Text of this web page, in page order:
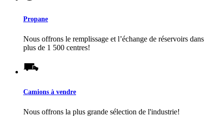
Propane
Nous offrons le remplissage et l’échange de réservoirs dans
plus de 1 500 centres!
Camions à vendre
Nous offrons la plus grande sélection de l'industrie!